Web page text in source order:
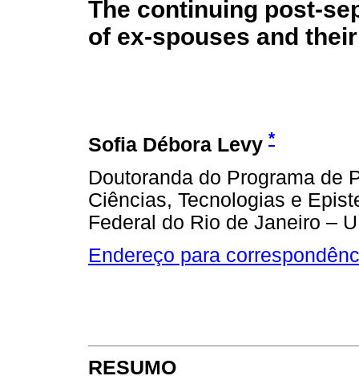
The continuing post-
of ex-spouses and
Sofia Débora Levy *
Doutoranda do Programa de
Ciências, Tecnologias e
Federal do Rio de Janeiro –
Endereço para
RESUMO